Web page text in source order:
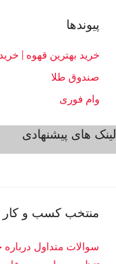
ص
د
>
آ
و
ا
پیوندها
خرید بهترین قهوه |
صندوق طلا
وام فوری
لینک های پیشنهادی
منتخب کسب و کار
سوالات متداول